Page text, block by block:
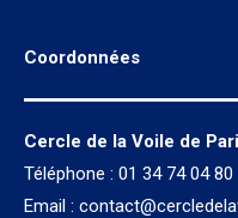
Coordonnées
Cercle de la Voile de
Téléphone : 01 34 74 04 80
Email :